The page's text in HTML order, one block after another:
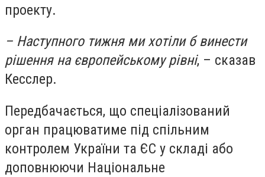
проекту.
– Наступного тижня ми хотіли б винести
рішення на європейському рівні, – сказав
Кесслер.
Передбачається, що спеціалізований
орган працюватиме під спільним
контролем України та ЄС у складі або
доповнюючи Національне